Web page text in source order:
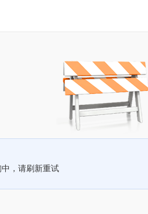
，请刷新重试